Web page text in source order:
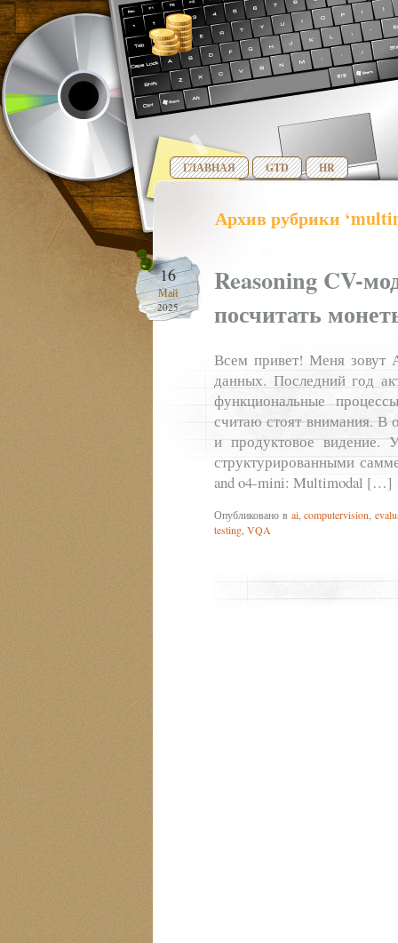
ГЛАВНАЯ GTD HR
Архив рубрики
16
Май
2025
Reasoning CV-
посчитать
Всем привет! Меня зовут
данных. Последний год
функциональные
считаю стоят внимания. В
и продуктовое видение.
структурированными
and o4-mini: Multimodal […]
Опубликовано в ai,computervision ,
testing VQA